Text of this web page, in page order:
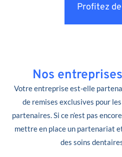
Profitez
Nos
Votre entreprise est-elle
de remises exclusives pour
partenaires. Si ce n’est pas
mettre en place un partenariat
des soins